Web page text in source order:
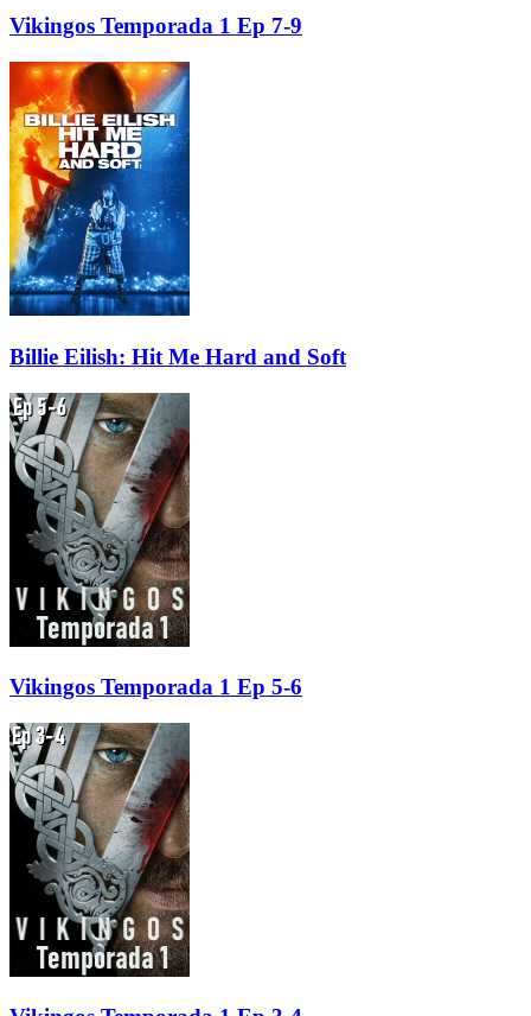
Vikingos Temporada 1 Ep 7-9
Billie Eilish: Hit Me Hard and Soft
Vikingos Temporada 1 Ep 5-6